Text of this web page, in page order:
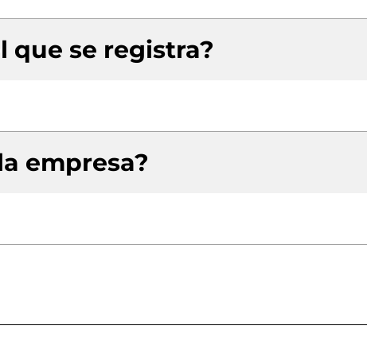
que se registra?
empresa?